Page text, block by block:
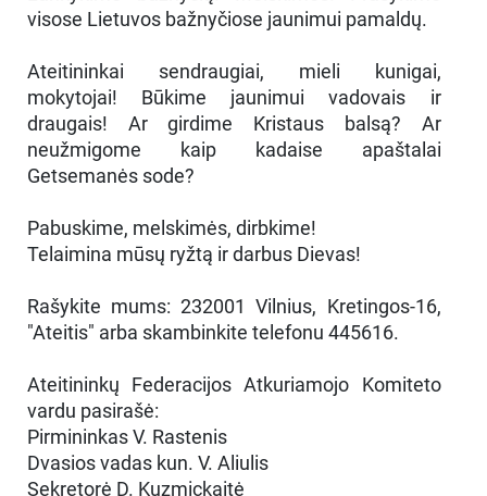
visose Lietuvos bažnyčiose jaunimui pamaldų.
Ateitininkai sendraugiai, mieli kunigai,
mokytojai! Būkime jaunimui vadovais ir
draugais! Ar girdime Kristaus balsą? Ar
neužmigome kaip kadaise apaštalai
Getsemanės sode?
Pabuskime, melskimės, dirbkime!
Telaimina mūsų ryžtą ir darbus Dievas!
Rašykite mums: 232001 Vilnius, Kretingos-16,
"Ateitis" arba skambinkite telefonu 445616.
Ateitininkų Federacijos Atkuriamojo Komiteto
vardu pasirašė:
Pirmininkas V. Rastenis
Dvasios vadas kun. V. Aliulis
Sekretorė D. Kuzmickaitė